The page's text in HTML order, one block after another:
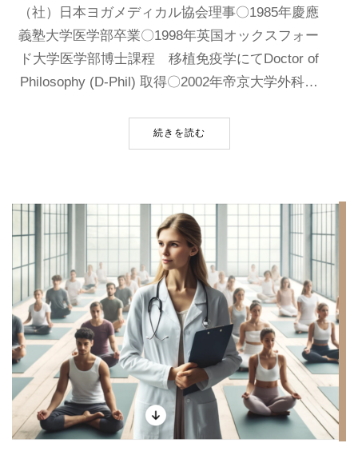
（社）日本ヨガメディカル協会理事〇1985年慶應
義塾大学医学部卒業〇1998年英国オックスフォー
ド大学医学部博士課程 移植免疫学にてDoctor of
Philosophy (D-Phil) 取得〇2002年帝京大学外科…
続きを読む